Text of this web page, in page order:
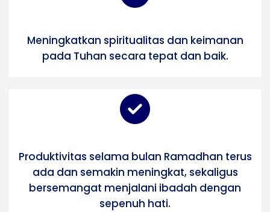
Meningkatkan spiritualitas dan keimanan
pada Tuhan secara tepat dan baik.
Produktivitas selama bulan Ramadhan terus
ada dan semakin meningkat, sekaligus
bersemangat menjalani ibadah dengan
sepenuh hati.